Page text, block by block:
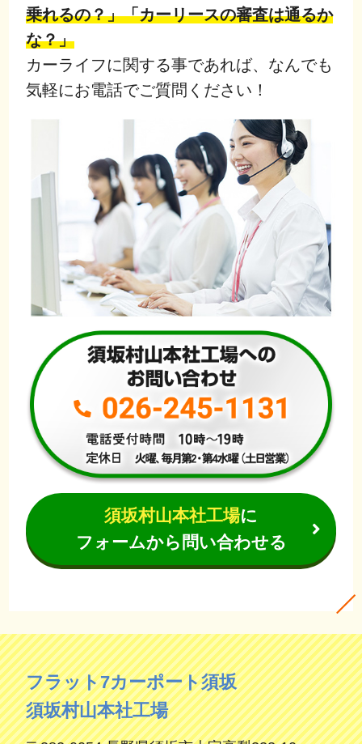
乗れるの？」「カーリースの審査は通るか
な？」
カーライフに関する事であれば、なんでも
気軽にお電話でご質問ください！
須坂村山本社工場に
フォームから問い合わせる
フラット7カーポート須坂
須坂村山本社工場